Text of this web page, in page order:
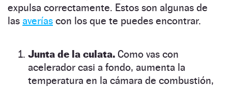
expulsa correctamente. Estos son algunas de
las averías con los que te puedes encontrar.
Junta de la culata. Como vas con
acelerador casi a fondo, aumenta la
temperatura en la cámara de combustión,